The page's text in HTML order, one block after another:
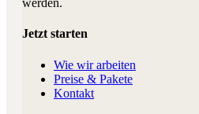
werden.
Jetzt starten
Wie wir arbeiten
Preise & Pakete
Kontakt